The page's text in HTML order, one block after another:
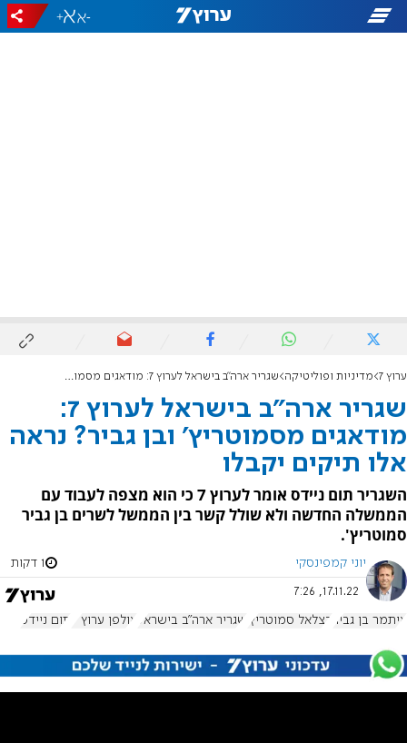
-
+
ערוץ 7 מדיניות ופוליטיקה שגריר ארה"ב בישראל לערוץ 7: מודאגים מסמוטריץ' ובן גביר? נראה אלו תיקים יקבלו
שגריר ארה"ב בישראל לערוץ 7:
מודאגים מסמוטריץ' ובן גביר? נראה
אלו תיקים יקבלו
השגריר תום ניידס אומר לערוץ 7 כי הוא מצפה לעבוד עם
הממשלה החדשה ולא שולל קשר בין הממשל לשרים בן גביר
סמוטריץ'.
יוני קמפינסקי 1 דקות
17.11.22, 7:26
איתמר בן גביר בצלאל סמוטריץ' שגריר ארה"ב בישראל אולפן ערוץ 7 תום ניידס